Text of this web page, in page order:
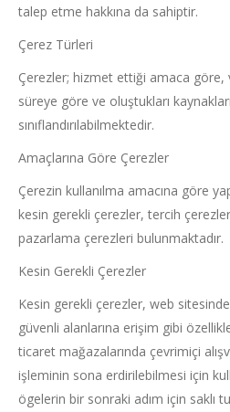
talep etme hakkına da sahiptir.
Çerez Türleri
Çerezler; hizmet ettiği amaca göre,
süreye göre ve oluştukları
sınıflandırılabilmektedir.
Amaçlarına Göre Çerezler
Çerezin kullanılma amacına göre
kesin gerekli çerezler, tercih
pazarlama çerezleri bulunmaktadır.
Kesin Gerekli Çerezler
Kesin gerekli çerezler, web
güvenli alanlarına erişim gibi
ticaret mağazalarında çevrimiçi
işleminin sona erdirilebilmesi için
ögelerin bir sonraki adım için saklı